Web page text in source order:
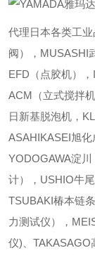
代理日本各类工
阀），MUSASHI
EFD（点胶机）
ACM（立式搅拌
日新基脱泡机，
ASAHIKASEI旭化
YODOGAWA淀
计），USHIO牛
TSUBAKI椿本链
力测试仪），
仪)、TAKASAGO